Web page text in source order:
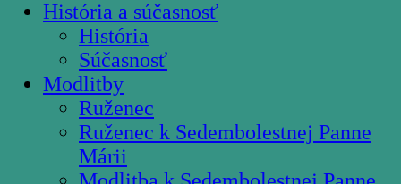
História a súčasnosť
História
Súčasnosť
Modlitby
Ruženec
Ruženec k Sedembolestnej Panne
Márii